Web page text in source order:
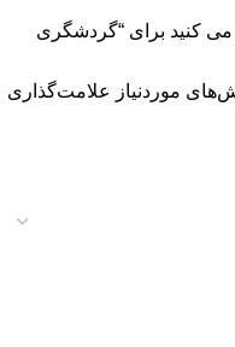
می کنید برای “گردشگری
موردنیاز علامت‌گذاری